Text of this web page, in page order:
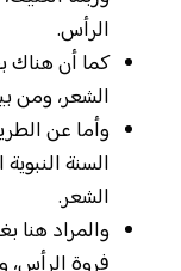
الرأس.
كما أن هناك
الشعر، ومن
وأما عن
السنة
الشعر.
والمراد